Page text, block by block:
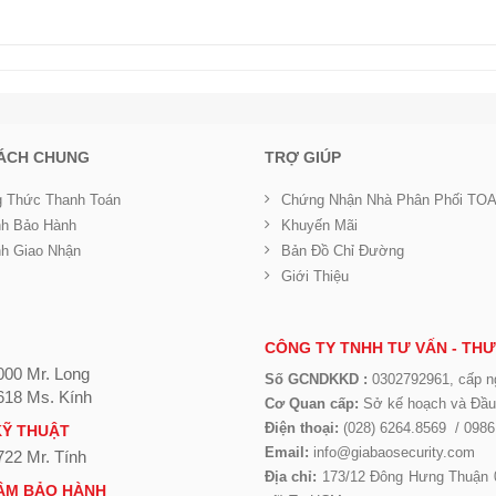
CHUNG
Thức Thanh Toán
Bảo Hành
Giao Nhận
TRỢ GIÚP
Chứng Nhận Nhà Phân Phối TOA
Khuyến Mãi
Bản Đồ Chỉ Đường
Giới Thiệu
Mr. Long
Ms. Kính
THUẬT
Mr. Tính
BẢO HÀNH
CÔNG TY TNHH TƯ VẤN -
Số GCNDKKD : 0302792961, cấp
Cơ Quan cấp: Sở kế hoạch và
Điện thoại: (028) 6264.8569 /
Email: info@giabaosecurity.com
Địa chỉ: 173/12 Đông Hưng